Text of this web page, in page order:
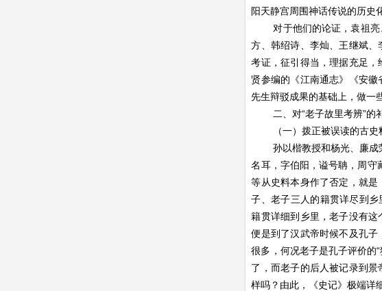
阳天静宫周围神话传说的历史
对于他们的论证，袁祖
方、韩绍诗、李灿、王继斌
考证，征引得当，理据充足
贤参编的《江南通志》《安
先生辩驳成果的基础上，做一
二、对“老子故里考辨”的
（一）拨正被误读的古史
孙以楷教授和杨光、廉成
名耳，字伯阳，谥号聃，周守
等从史料本身作了否定，就
子、老子三人的籍贯详尽到
籍贯详细到乡里，老子没有
便是到了汉武帝时候不及孔
很多，何况老子是孔子评价的
了，而老子的后人被记录到
样吗？由此，《史记》极端详